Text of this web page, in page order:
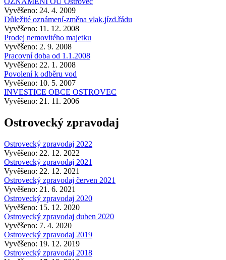
Vyvěšeno: 24. 4. 2009
Důležité oznámení-změna vlak.jízd.řádu
Vyvěšeno: 11. 12. 2008
Prodej nemovitého majetku
Vyvěšeno: 2. 9. 2008
Pracovní doba od 1.1.2008
Vyvěšeno: 22. 1. 2008
Povolení k odběru vod
Vyvěšeno: 10. 5. 2007
INVESTICE OBCE OSTROVEC
Vyvěšeno: 21. 11. 2006
Ostrovecký zpravodaj
Ostrovecký zpravodaj 2022
Vyvěšeno: 22. 12. 2022
Ostrovecký zpravodaj 2021
Vyvěšeno: 22. 12. 2021
Ostrovecký zpravodaj červen 2021
Vyvěšeno: 21. 6. 2021
Ostrovecký zpravodaj 2020
Vyvěšeno: 15. 12. 2020
Ostrovecký zpravodaj duben 2020
Vyvěšeno: 7. 4. 2020
Ostrovecký zpravodaj 2019
Vyvěšeno: 19. 12. 2019
Ostrovecký zpravodaj 2018